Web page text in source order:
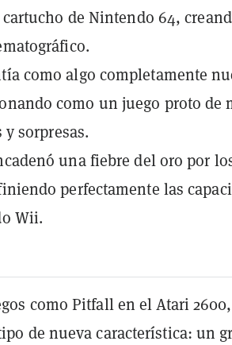
de Nintendo 64,
como algo completamente
como un juego proto de
sorpresas.
una fiebre del oro por
perfectamente las
Wii.
como Pitfall en el Atari
de nueva característica: un